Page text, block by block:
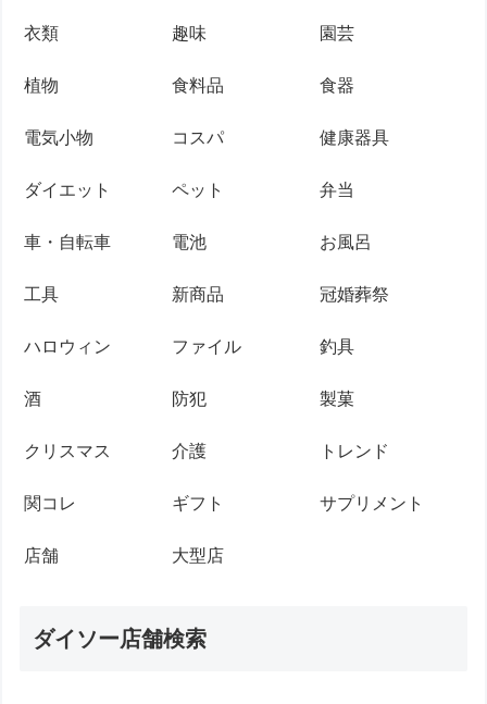
衣類 趣味 園芸
植物 食料品 食器
電気小物 コスパ 健康器具
ダイエット ペット 弁当
車・自転車 電池 お風呂
工具 新商品 冠婚葬祭
ハロウィン ファイル 釣具
酒 防犯 製菓
クリスマス 介護 トレンド
関コレ ギフト サプリメント
店舗 大型店
ダイソー店舗検索